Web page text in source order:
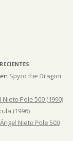
en Spyro the Dragon
Nieto Pole 500 (1990)
(1996)
Ángel Nieto Pole 500